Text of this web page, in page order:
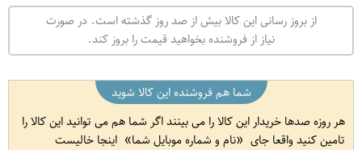
از بروز رسانی این کالا بیش از صد روز گذشته است. در صورت
نیاز از فروشنده بخواهید قیمت را بروز کند.
شما هم فروشنده این کالا شوید
هر روزه صدها خریدار این کالا را می بینند اگر شما هم می توانید این کالا را
تامین کنید واقعا جای
نام و شماره موبایل شما اینجا خالیست